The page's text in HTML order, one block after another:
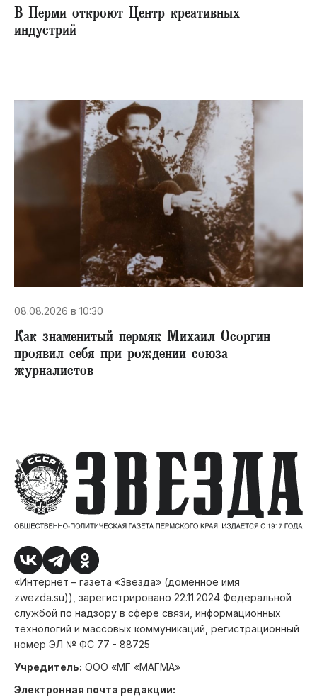
В Перми откроют Центр креативных
индустрий
08.08.2026 в 10:30
​Как знаменитый пермяк Михаил Осоргин
проявил себя при рождении союза
журналистов
«Интернет – газета «Звезда» (доменное имя
zwezda.su)), зарегистрировано 22.11.2024 Федеральной
службой по надзору в сфере связи, информационных
технологий и массовых коммуникаций, регистрационный
номер ЭЛ № ФС 77 - 88725
Учредитель: ООО «МГ «МАГМА»
Электронная почта редакции: